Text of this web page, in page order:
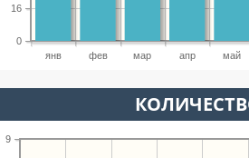
янв фев мар апр май
0
16
9